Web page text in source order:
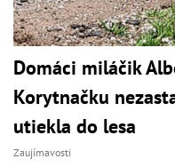
Domáci miláčik
Korytnačku
utiekla do lesa
Zaujímavosti